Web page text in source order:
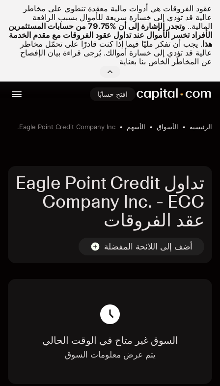
عقود الفروقات هي أدوات مالية معقدة تنطوي على مخاطر
عالية قد تؤدي إلى خسارة سريعة للأموال بسبب الرافعة
المالية..
وتجدر الإشارة إلى أن %79.75 من حسابات المستثمرين
الأفراد تخسر الأموال عند تداول عقود الفروقات مع مقدم الخدمة
هذا. يجب أن تفكر مليّا فيما إذا كنت قادرًا على تحمّل مخاطر
عالية قد تؤدي إلى خسارة أموالك. يُرجى قراءة بيان الإفصاح
عن المخاطر الخاص بنا بعناية
افتح حسابًا
الرئيسية الأسواق الأسهم Eagle Point Credit Company Inc.
تداول Eagle Point Credit
Company Inc. - ECC
عقد الفروقات
أضف إلى اللائحة المفضلة
السوق غير متاح في الوقت الحالي
يتم عرض معلومات السوق